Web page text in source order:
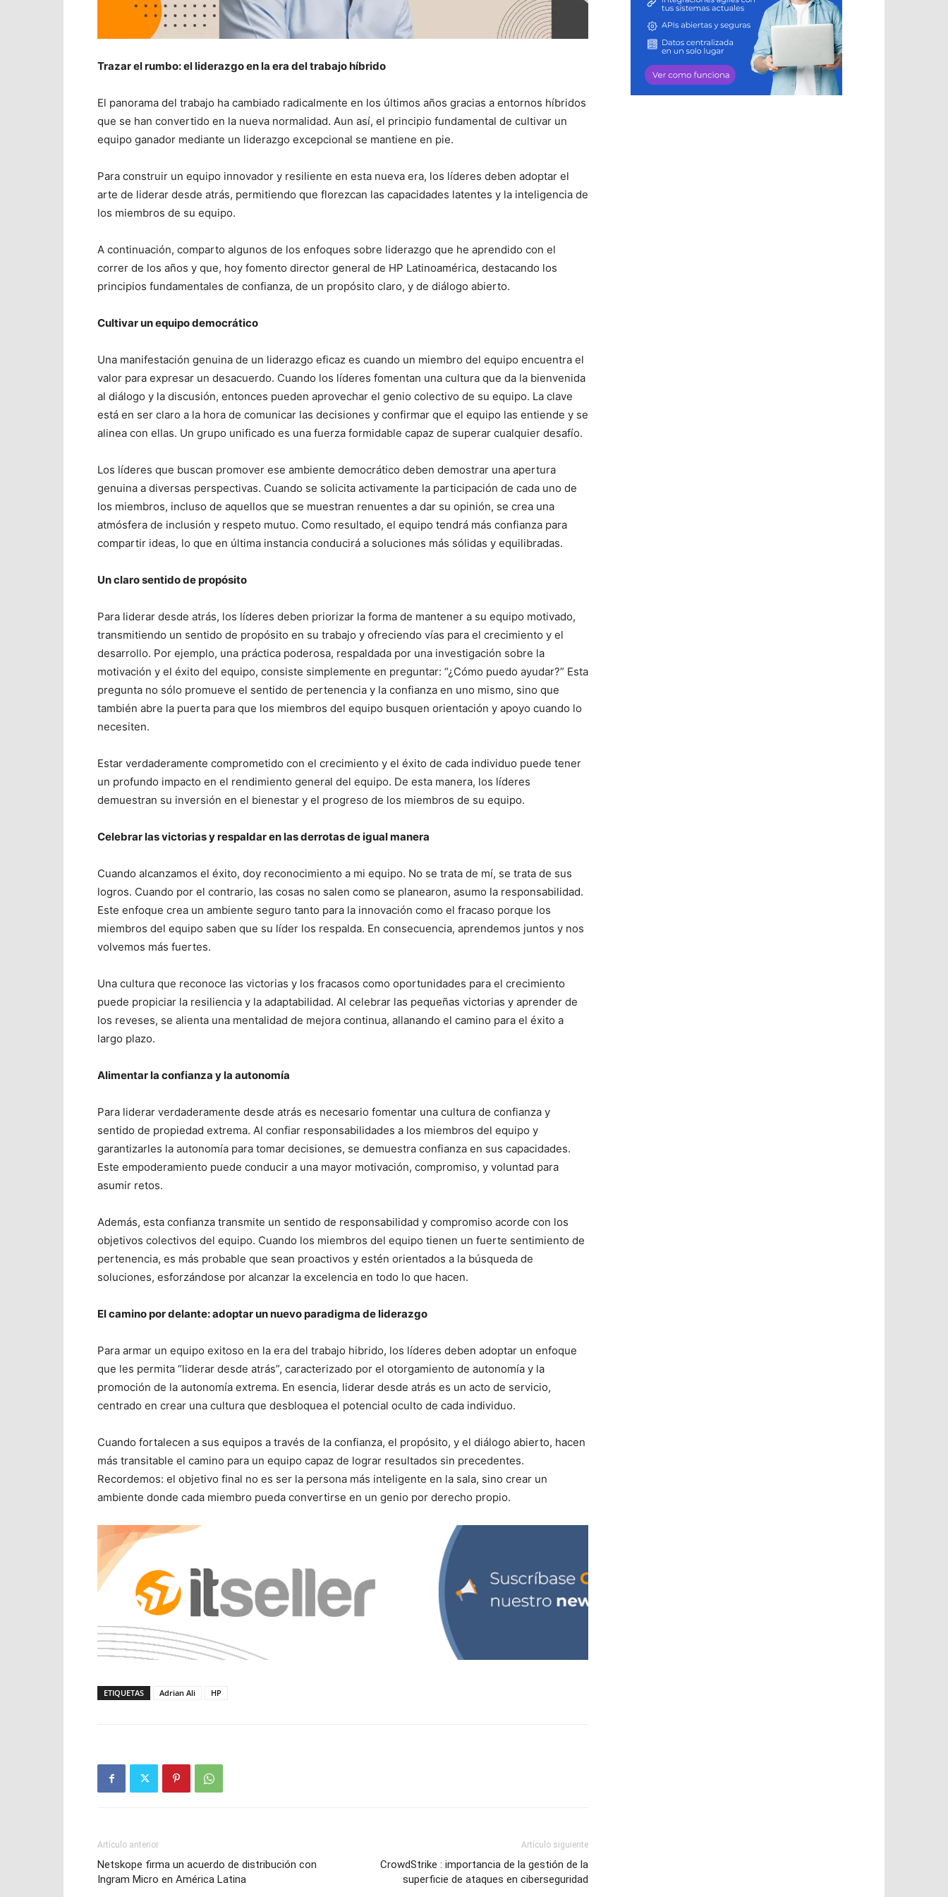
Trazar el rumbo: el liderazgo en la era del trabajo híbrido
El panorama del trabajo ha cambiado radicalmente en los últimos años gracias a entornos híbridos
que se han convertido en la nueva normalidad. Aun así, el principio fundamental de cultivar un
equipo ganador mediante un liderazgo excepcional se mantiene en pie.
Para construir un equipo innovador y resiliente en esta nueva era, los líderes deben adoptar el
arte de liderar desde atrás, permitiendo que florezcan las capacidades latentes y la inteligencia de
los miembros de su equipo.
A continuación, comparto algunos de los enfoques sobre liderazgo que he aprendido con el
correr de los años y que, hoy fomento director general de HP Latinoamérica, destacando los
principios fundamentales de confianza, de un propósito claro, y de diálogo abierto.
Cultivar un equipo democrático
Una manifestación genuina de un liderazgo eficaz es cuando un miembro del equipo encuentra el
valor para expresar un desacuerdo. Cuando los líderes fomentan una cultura que da la bienvenida
al diálogo y la discusión, entonces pueden aprovechar el genio colectivo de su equipo. La clave
está en ser claro a la hora de comunicar las decisiones y confirmar que el equipo las entiende y se
alinea con ellas. Un grupo unificado es una fuerza formidable capaz de superar cualquier desafío.
Los líderes que buscan promover ese ambiente democrático deben demostrar una apertura
genuina a diversas perspectivas. Cuando se solicita activamente la participación de cada uno de
los miembros, incluso de aquellos que se muestran renuentes a dar su opinión, se crea una
atmósfera de inclusión y respeto mutuo. Como resultado, el equipo tendrá más confianza para
compartir ideas, lo que en última instancia conducirá a soluciones más sólidas y equilibradas.
Un claro sentido de propósito
Para liderar desde atrás, los líderes deben priorizar la forma de mantener a su equipo motivado,
transmitiendo un sentido de propósito en su trabajo y ofreciendo vías para el crecimiento y el
desarrollo. Por ejemplo, una práctica poderosa, respaldada por una investigación sobre la
motivación y el éxito del equipo, consiste simplemente en preguntar: “¿Cómo puedo ayudar?” Esta
pregunta no sólo promueve el sentido de pertenencia y la confianza en uno mismo, sino que
también abre la puerta para que los miembros del equipo busquen orientación y apoyo cuando lo
necesiten.
Estar verdaderamente comprometido con el crecimiento y el éxito de cada individuo puede tener
un profundo impacto en el rendimiento general del equipo. De esta manera, los líderes
demuestran su inversión en el bienestar y el progreso de los miembros de su equipo.
Celebrar las victorias y respaldar en las derrotas de igual manera
Cuando alcanzamos el éxito, doy reconocimiento a mi equipo. No se trata de mí, se trata de sus
logros. Cuando por el contrario, las cosas no salen como se planearon, asumo la responsabilidad.
Este enfoque crea un ambiente seguro tanto para la innovación como el fracaso porque los
miembros del equipo saben que su líder los respalda. En consecuencia, aprendemos juntos y nos
volvemos más fuertes.
Una cultura que reconoce las victorias y los fracasos como oportunidades para el crecimiento
puede propiciar la resiliencia y la adaptabilidad. Al celebrar las pequeñas victorias y aprender de
los reveses, se alienta una mentalidad de mejora continua, allanando el camino para el éxito a
largo plazo.
Alimentar la confianza y la autonomía
Para liderar verdaderamente desde atrás es necesario fomentar una cultura de confianza y
sentido de propiedad extrema. Al confiar responsabilidades a los miembros del equipo y
garantizarles la autonomía para tomar decisiones, se demuestra confianza en sus capacidades.
Este empoderamiento puede conducir a una mayor motivación, compromiso, y voluntad para
asumir retos.
Además, esta confianza transmite un sentido de responsabilidad y compromiso acorde con los
objetivos colectivos del equipo. Cuando los miembros del equipo tienen un fuerte sentimiento de
pertenencia, es más probable que sean proactivos y estén orientados a la búsqueda de
soluciones, esforzándose por alcanzar la excelencia en todo lo que hacen.
El camino por delante: adoptar un nuevo paradigma de liderazgo
Para armar un equipo exitoso en la era del trabajo hibrido, los líderes deben adoptar un enfoque
que les permita “liderar desde atrás”, caracterizado por el otorgamiento de autonomía y la
promoción de la autonomía extrema. En esencia, liderar desde atrás es un acto de servicio,
centrado en crear una cultura que desbloquea el potencial oculto de cada individuo.
Cuando fortalecen a sus equipos a través de la confianza, el propósito, y el diálogo abierto, hacen
más transitable el camino para un equipo capaz de lograr resultados sin precedentes.
Recordemos: el objetivo final no es ser la persona más inteligente en la sala, sino crear un
ambiente donde cada miembro pueda convertirse en un genio por derecho propio.
ETIQUETAS Adrian Ali HP
Artículo anterior
Netskope firma un acuerdo de distribución con
Ingram Micro en América Latina
Artículo siguiente
CrowdStrike : importancia de la gestión de la
superficie de ataques en ciberseguridad